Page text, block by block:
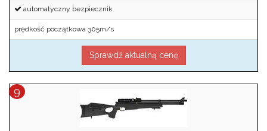
automatyczny bezpiecznik
prędkość początkowa 305m/s
Sprawdź aktualną cenę